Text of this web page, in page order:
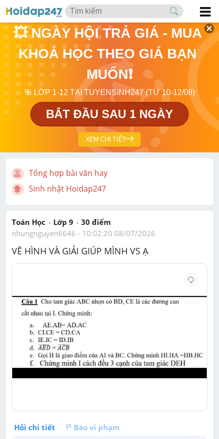
💥 NGÀY HỘI TRẢ GIÁ - MUA
KHOÁ HỌC THEO GIÁ BẠN
MUỐN❗
🎯 LỚP 1-12 TẠI TUYENSINH247 (TỪ 10-12/08)
BẮT ĐẦU SAU 1 NGÀY
XEM CHI TIẾT
Tổng hợp bài văn hay
Sinh nhật Hoidap247
Toán Học Lớp 9 30 điểm
nhungnguyen6646 - 10:02:20 08/07/2026
VẼ HÌNH VÀ GIẢI GIÚP MÌNH VS Ạ
Hỏi chi tiết Báo vi phạm